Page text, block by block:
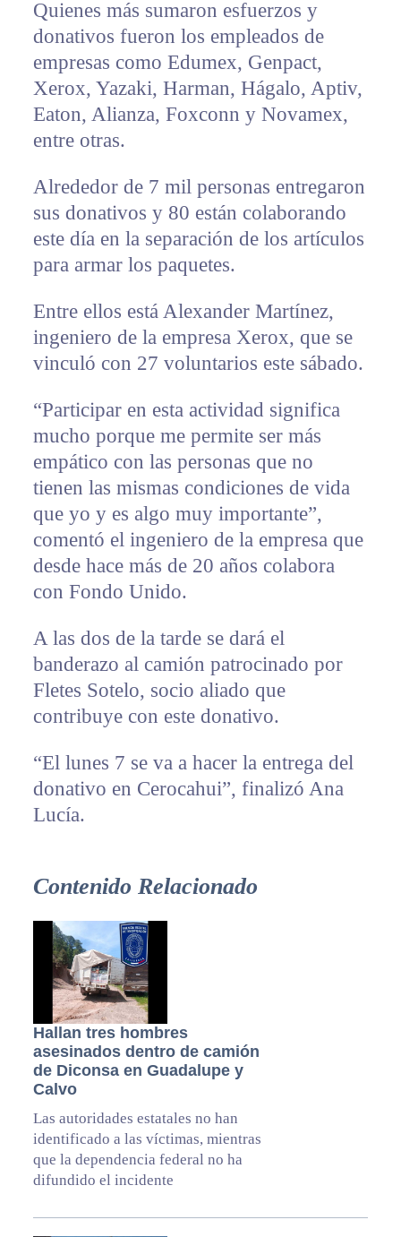
Quienes más sumaron esfuerzos y
donativos fueron los empleados de
empresas como Edumex, Genpact,
Xerox, Yazaki, Harman, Hágalo, Aptiv,
Eaton, Alianza, Foxconn y Novamex,
entre otras.
Alrededor de 7 mil personas entregaron
sus donativos y 80 están colaborando
este día en la separación de los artículos
para armar los paquetes.
Entre ellos está Alexander Martínez,
ingeniero de la empresa Xerox, que se
vinculó con 27 voluntarios este sábado.
“Participar en esta actividad significa
mucho porque me permite ser más
empático con las personas que no
tienen las mismas condiciones de vida
que yo y es algo muy importante”,
comentó el ingeniero de la empresa que
desde hace más de 20 años colabora
con Fondo Unido.
A las dos de la tarde se dará el
banderazo al camión patrocinado por
Fletes Sotelo, socio aliado que
contribuye con este donativo.
“El lunes 7 se va a hacer la entrega del
donativo en Cerocahui”, finalizó Ana
Lucía.
Contenido Relacionado
Hallan tres hombres
asesinados dentro de camión
de Diconsa en Guadalupe y
Calvo
Las autoridades estatales no han
identificado a las víctimas, mientras
que la dependencia federal no ha
difundido el incidente